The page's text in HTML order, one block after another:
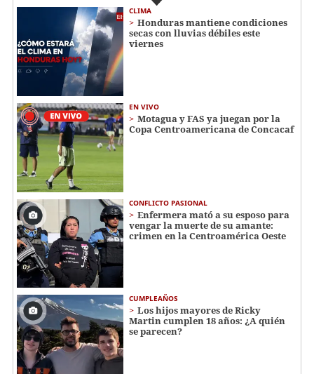
CLIMA
Honduras mantiene condiciones
secas con lluvias débiles este
viernes
EN VIVO
Motagua y FAS ya juegan por la
Copa Centroamericana de Concacaf
CONFLICTO PASIONAL
Enfermera mató a su esposo para
vengar la muerte de su amante:
crimen en la Centroamérica Oeste
CUMPLEAÑOS
Los hijos mayores de Ricky
Martin cumplen 18 años: ¿A quién
se parecen?